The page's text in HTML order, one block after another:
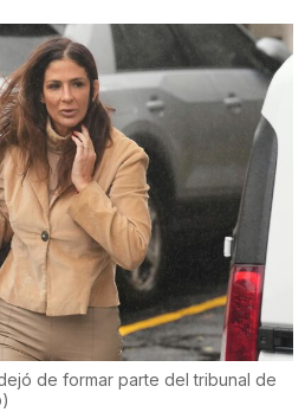
de formar parte del tribunal de
)